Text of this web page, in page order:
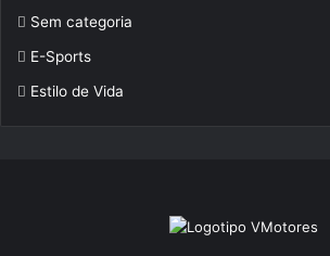
Sem categoria
E-Sports
Estilo de Vida